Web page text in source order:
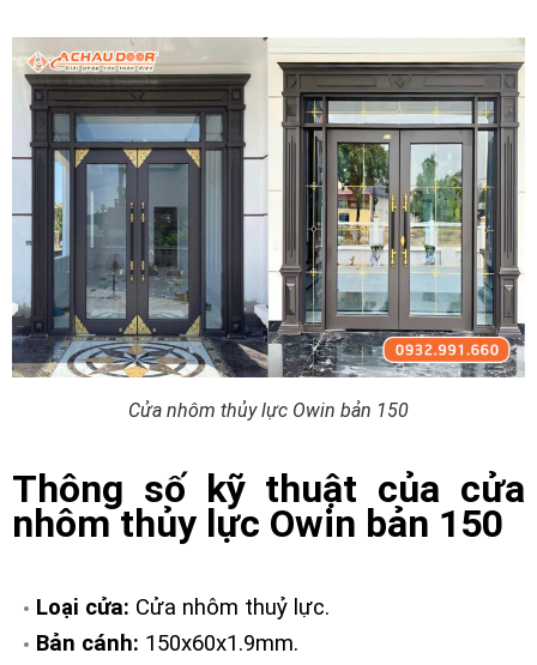
Cửa nhôm thủy lực Owin bản 150
Thông số kỹ thuật của cửa
nhôm thủy lực Owin bản 150
Loại cửa: Cửa nhôm thuỷ lực.
Bản cánh: 150x60x1.9mm.